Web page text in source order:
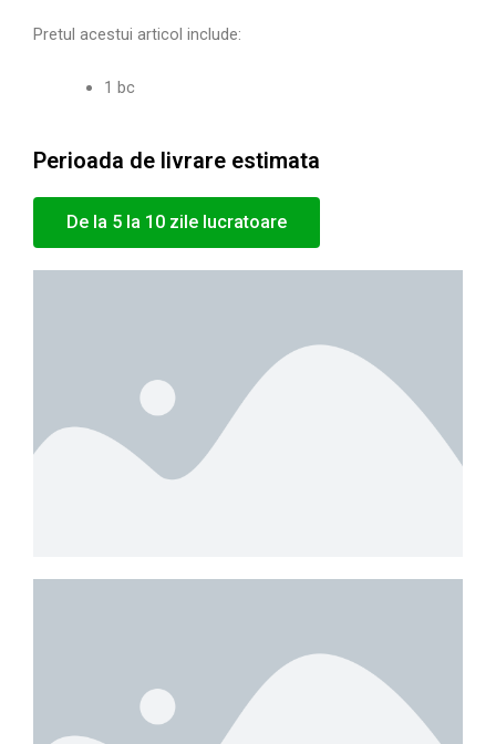
Pretul acestui articol include:
1 bc
Perioada de livrare estimata
De la 5 la 10 zile lucratoare